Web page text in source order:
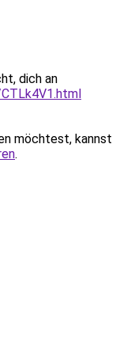
dich an
möchtest, kannst
.